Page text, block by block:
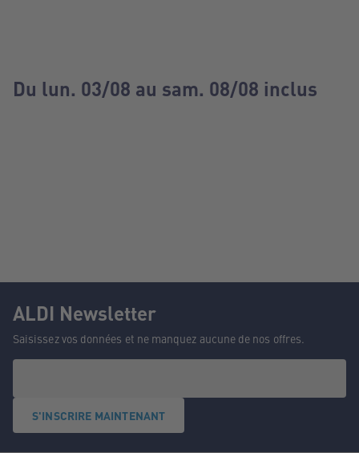
Du lun. 03/08 au sam. 08/08 inclus
ALDI Newsletter
Saisissez vos données et ne manquez aucune de nos offres.
S'INSCRIRE MAINTENANT